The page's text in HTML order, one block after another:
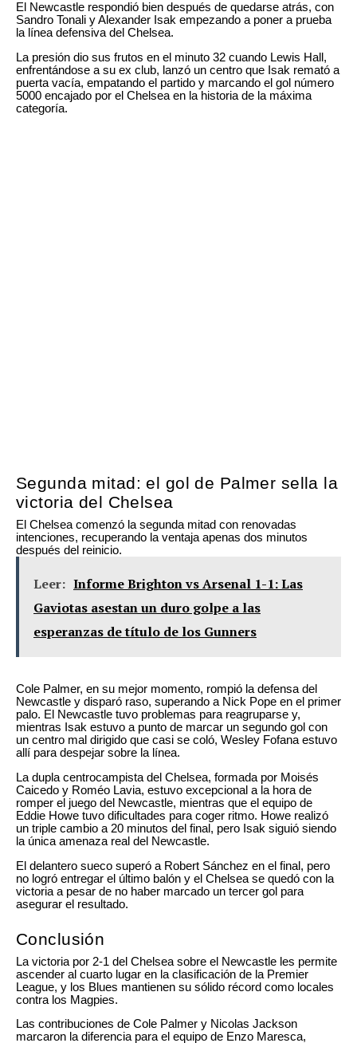
El Newcastle respondió bien después de quedarse atrás, con
Sandro Tonali y Alexander Isak empezando a poner a prueba
la línea defensiva del Chelsea.
La presión dio sus frutos en el minuto 32 cuando Lewis Hall,
enfrentándose a su ex club, lanzó un centro que Isak remató a
puerta vacía, empatando el partido y marcando el gol número
5000 encajado por el Chelsea en la historia de la máxima
categoría.
Segunda mitad: el gol de Palmer sella la
victoria del Chelsea
El Chelsea comenzó la segunda mitad con renovadas
intenciones, recuperando la ventaja apenas dos minutos
después del reinicio.
Leer: Informe Brighton vs Arsenal 1-1: Las
Gaviotas asestan un duro golpe a las
esperanzas de título de los Gunners
Cole Palmer, en su mejor momento, rompió la defensa del
Newcastle y disparó raso, superando a Nick Pope en el primer
palo. El Newcastle tuvo problemas para reagruparse y,
mientras Isak estuvo a punto de marcar un segundo gol con
un centro mal dirigido que casi se coló, Wesley Fofana estuvo
allí para despejar sobre la línea.
La dupla centrocampista del Chelsea, formada por Moisés
Caicedo y Roméo Lavia, estuvo excepcional a la hora de
romper el juego del Newcastle, mientras que el equipo de
Eddie Howe tuvo dificultades para coger ritmo. Howe realizó
un triple cambio a 20 minutos del final, pero Isak siguió siendo
la única amenaza real del Newcastle.
El delantero sueco superó a Robert Sánchez en el final, pero
no logró entregar el último balón y el Chelsea se quedó con la
victoria a pesar de no haber marcado un tercer gol para
asegurar el resultado.
Conclusión
La victoria por 2-1 del Chelsea sobre el Newcastle les permite
ascender al cuarto lugar en la clasificación de la Premier
League, y los Blues mantienen su sólido récord como locales
contra los Magpies.
Las contribuciones de Cole Palmer y Nicolas Jackson
marcaron la diferencia para el equipo de Enzo Maresca,